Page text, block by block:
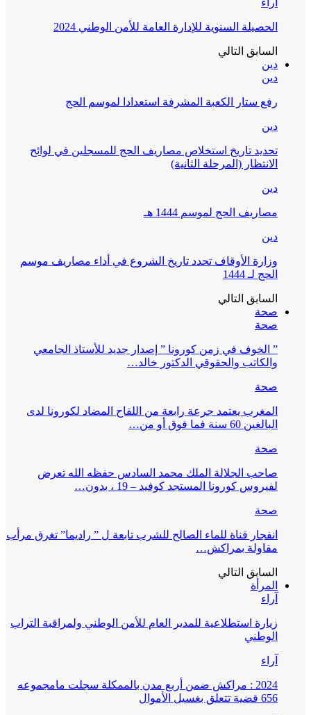
آراء
الحصيلة السنوية للإدارة العامة للأمن الوطني 2024
السابق التالي
دين
دين
رفع ستار الكعبة المشرفة استعدادا لموسم الحج
دين
تحديد تاريخ استخلاص مصاريف الحج للمسجلين في لوائح
الانتظار (المرحلة الثانية)
دين
مصاريف الحج لموسم 1444 هـ
دين
وزارة الأوقاف تحدد تاريخ الشروع في أداء مصاريف موسم
الحج لـ 1444
السابق التالي
صحة
صحة
” الخوف في زمن كورونا ” إصدار جديد للأستاذ الجامعي
والكاتب والحقوقي الدكتور خالد…
صحة
المغرب يعتمد جرعة رابعة من اللقاح المضاد لكورونا لدى
البالغين 60 سنة فما فوق أو من…
صحة
صاحب الجلالة الملك محمد السادس حفظه الله تعرض
لفيروس كورونا المستجد كوفيد – 19 ، بدون…
صحة
انفجار قناة للماء الصالح للشرب تابعة ل ” راديما” تغرق مرأب
مقاولة بمراكش…
السابق التالي
المرأة
آراء
زيارة استطلاعية للمدير العام للأمن الوطني ولمراقبة التراب
الوطني
آراء
2024 : مراكش ضمن أربع مدن بالممكلة سجلت مامجموعه
656 قضية تتعلق بغسيل الأموال